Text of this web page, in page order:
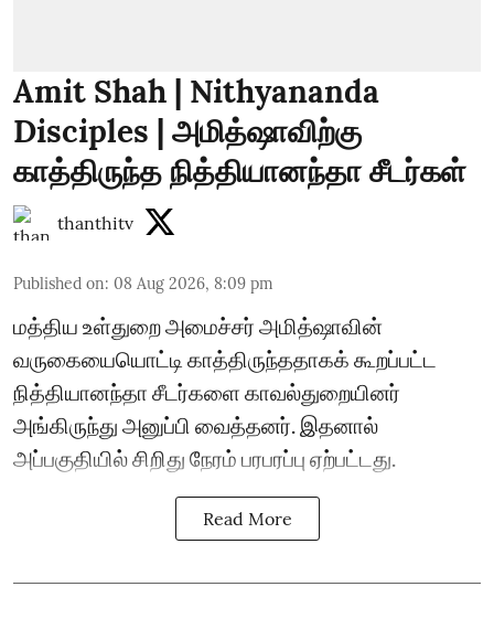
Amit Shah | Nithyananda
Disciples | அமித்ஷாவிற்கு
காத்திருந்த நித்தியானந்தா சீடர்கள்
thanthitv
Published on: 08 Aug 2026, 8:09 pm
மத்திய உள்துறை அமைச்சர் அமித்ஷாவின்
வருகையையொட்டி காத்திருந்ததாகக் கூறப்பட்ட
நித்தியானந்தா சீடர்களை காவல்துறையினர்
அங்கிருந்து அனுப்பி வைத்தனர். இதனால்
அப்பகுதியில் சிறிது நேரம் பரபரப்பு ஏற்பட்டது.
Read More